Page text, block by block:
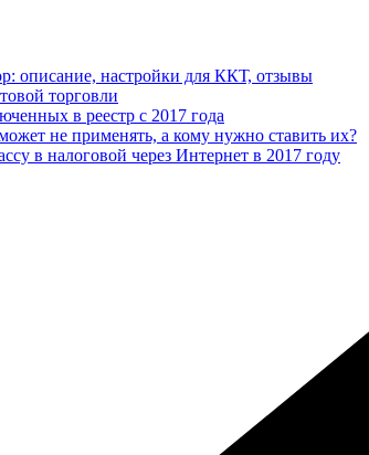
настройки для ККТ, отзывы
торговли
в реестр с 2017 года
не применять, а кому нужно ставить их?
в налоговой через Интернет в 2017 году